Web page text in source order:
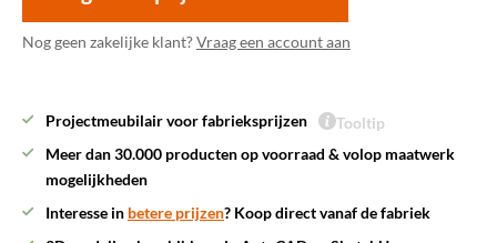
Nog geen zakelijke klant?Vraag een account aan
Projectmeubilair voor fabrieksprijzen
Tooltip
Meer dan 30.000 producten op voorraad & volop maatwerk
mogelijkheden
Interesse in betere prijzen? Koop direct vanaf de fabriek